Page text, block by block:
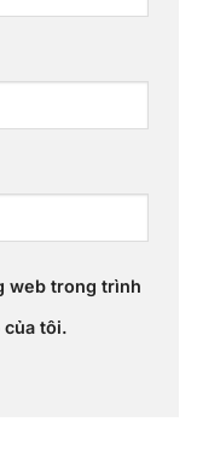
web trong trình
của tôi.